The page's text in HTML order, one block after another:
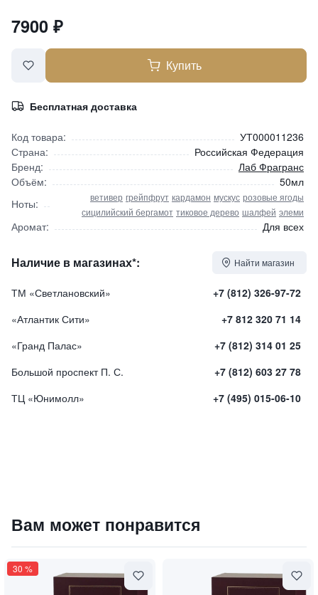
7900 ₽
Купить
Бесплатная доставка
Код товара:
УТ000011236
Страна:
Российская Федерация
Бренд:
Лаб Фрагранс
Объём:
50мл
Ноты:
ветивер грейпфрут кардамон мускус розовые ягоды
сицилийский бергамот тиковое дерево шалфей элеми
Аромат: Для всех
Наличие в магазинах*: Найти магазин
ТМ «Светлановский»
+7 (812) 326-97-72
«Атлантик Сити»
+7 812 320 71 14
«Гранд Палас»
+7 (812) 314 01 25
Большой проспект П. С.
+7 (812) 603 27 78
ТЦ «Юнимолл»
+7 (495) 015-06-10
7900₽9 840 ₽
Вам может понравится
30 %